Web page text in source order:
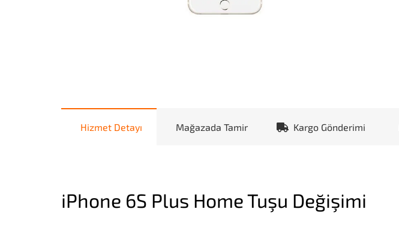
Hizmet Detayı Mağazada Tamir Kargo Gönderimi
iPhone 6S Plus Home Tuşu Değişimi